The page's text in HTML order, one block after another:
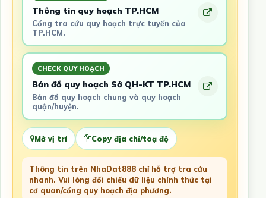
Thông tin quy hoạch TP.HCM
Cổng tra cứu quy hoạch trực tuyến của
TP.HCM.
CHECK QUY HOẠCH
Bản đồ quy hoạch Sở QH-KT TP.HCM
Bản đồ quy hoạch chung và quy hoạch
quận/huyện.
Mở vị trí Copy địa chỉ/toạ độ
Thông tin trên NhaDat888 chỉ hỗ trợ tra cứu
nhanh. Vui lòng đối chiếu dữ liệu chính thức tại
cơ quan/cổng quy hoạch địa phương.